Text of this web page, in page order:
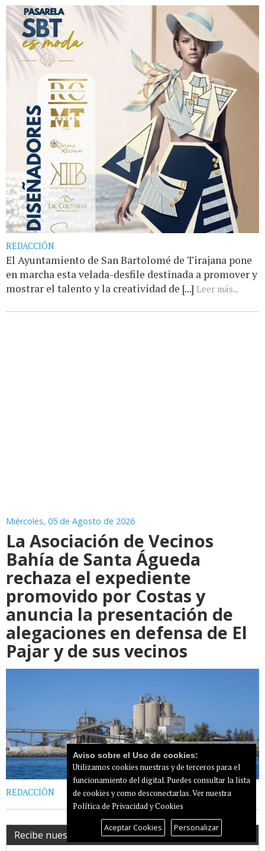
REDACCIÓN
El Ayuntamiento de San Bartolomé de Tirajana pone
en marcha esta velada-desfile destinada a promover y
mostrar el talento y la creatividad de [...] Leer más...
Miércoles, 05 de Agosto de 2026
La Asociación de Vecinos
Bahía de Santa Águeda
rechaza el expediente
promovido por Costas y
anuncia la presentación de
alegaciones en defensa de El
Pajar y de sus vecinos
REDACCIÓN
Recibe nuestro newsletter
Aviso sobre el Uso de cookies:
Utilizamos cookies nuestras y de terceros para el
funcionamiento del digital. Puedes consultar la lista
de cookies y como desconectarlas.Ver nuestra
Política de Privacidad y Cookies
Aceptar Cookies Personalizar